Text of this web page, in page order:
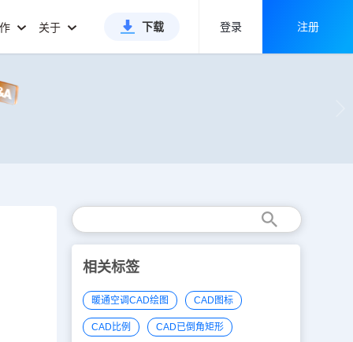
关于 下载 登录 注册
相关标签
暖通空调CAD绘图 CAD图标
CAD比例 CAD已倒角矩形